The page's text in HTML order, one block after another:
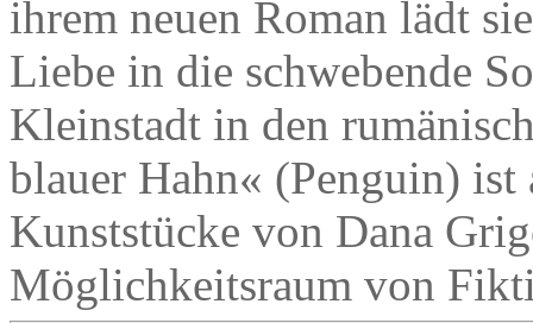
ihrem neuen Roman lädt
Liebe in die schwebende
Kleinstadt in den
blauer Hahn« (Penguin) ist
Kunststücke von Dana
Möglichkeitsraum von